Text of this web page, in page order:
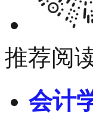
推荐阅
会计